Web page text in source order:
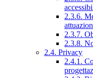
2.3.6.
2.3.7.
2.3.8.
2.4. Privacy
2.4.1.